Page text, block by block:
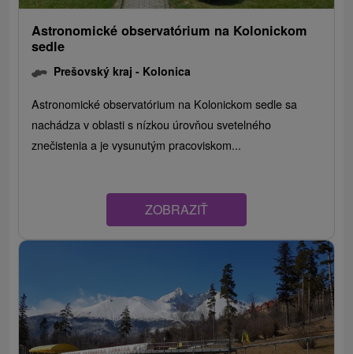
Astronomické observatórium na Kolonickom
sedle
Prešovský kraj - Kolonica
Astronomické observatórium na Kolonickom sedle sa
nachádza v oblasti s nízkou úrovňou svetelného
znečistenia a je vysunutým pracoviskom...
ZOBRAZIŤ